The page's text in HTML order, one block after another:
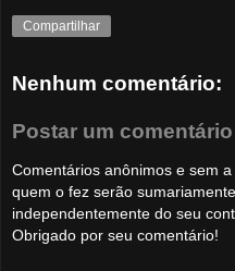
Compartilhar
Nenhum comentário:
Postar um comentário
Comentários anônimos e sem
quem o fez serão
independentemente do seu
Obrigado por seu comentário!